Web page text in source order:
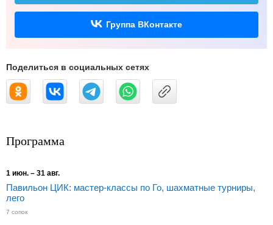
Группа ВКонтакте
Поделиться в социальных сетях
Программа
1 июн. – 31 авг.
Павильон ЦИК: мастер-классы по Го, шахматные турниры,
лего
7 сопок